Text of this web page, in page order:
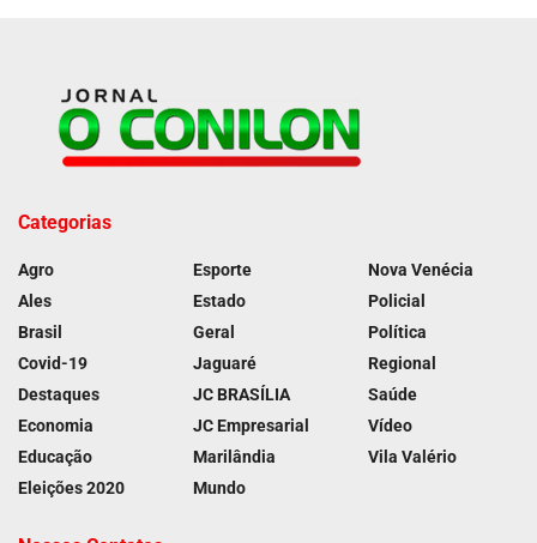
Categorias
Agro
Ales
Brasil
Covid-19
Destaques
Economia
Educação
Eleições 2020
Esporte
Estado
Geral
Jaguaré
JC BRASÍLIA
JC Empresarial
Marilândia
Mundo
Nova Venécia
Policial
Política
Regional
Saúde
Vídeo
Vila Valério